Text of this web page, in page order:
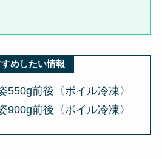
めしたい情報
550g前後〈ボイル冷凍〉
900g前後〈ボイル冷凍〉